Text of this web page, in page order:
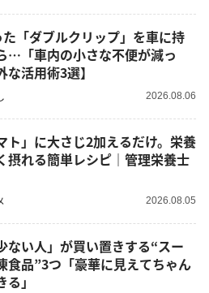
…「車内の小さな不便が減っ
な活用術3選】
2026.08.06
ト」に大さじ2加えるだけ。栄養
摂れる簡単レシピ｜管理栄養士
2026.08.05
ない人」が買い置きする“スー
食品”3つ「豪華に見えてちゃん
」